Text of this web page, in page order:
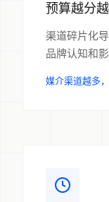
预算越分
渠道碎片化
品牌认知和影
媒介渠道越多